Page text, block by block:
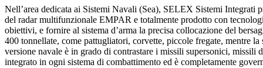
Nell’area dedicata ai Sistemi Navali (Sea), SELEX Sistemi Integrati
del radar multifunzionale EMPAR e totalmente prodotto con
obiettivi, e fornire al sistema d’arma la precisa collocazione del
400 tonnellate, come pattugliatori, corvette, piccole fregate, mentre
versione navale è in grado di contrastare i missili supersonici,
integrato in ogni sistema di combattimento ed è completamente